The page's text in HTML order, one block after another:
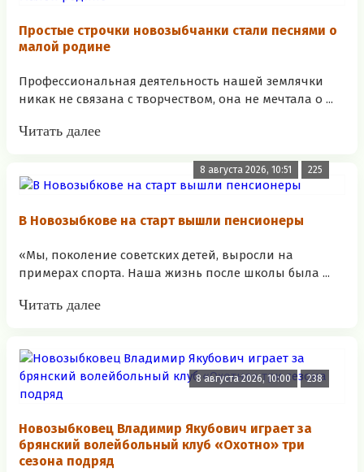
Простые строчки новозыбчанки стали песнями о
малой родине
Профессиональная деятельность нашей землячки
никак не связана с творчеством, она не мечтала о ...
Читать далее
8 августа 2026, 10:51 225
В Новозыбкове на старт вышли пенсионеры
«Мы, поколение советских детей, выросли на
примерах спорта. Наша жизнь после школы была ...
Читать далее
8 августа 2026, 10:00 238
Новозыбковец Владимир Якубович играет за
брянский волейбольный клуб «Охотно» три
сезона подряд